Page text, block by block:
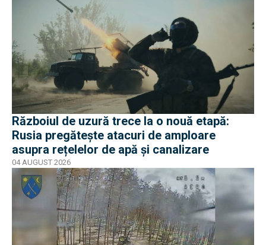
Războiul de uzură trece la o nouă etapă:
Rusia pregătește atacuri de amploare
asupra rețelelor de apă și canalizare
04 AUGUST 2026